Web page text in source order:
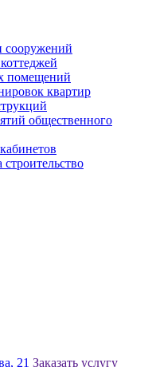
сооружений
помещений
квартир
общественного
21 Заказать услугу